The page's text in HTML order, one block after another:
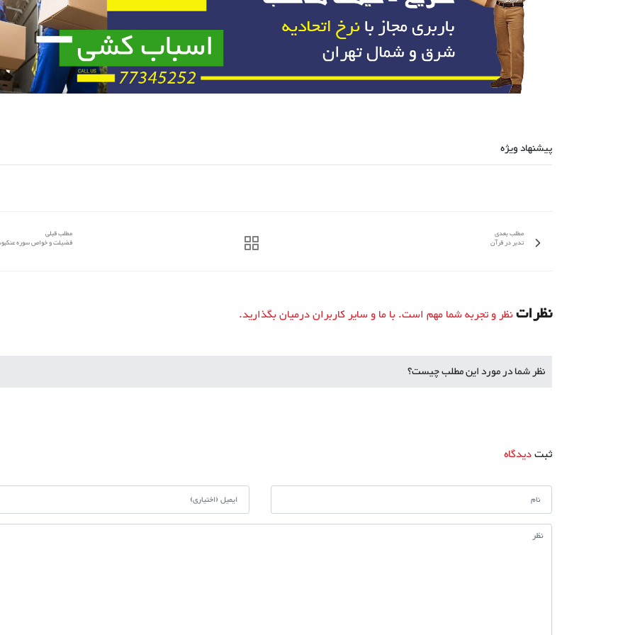
پیشنهاد ویژه
مطلب قبلی
فضیلت و خواص سوره
مطلب بعدی
تدبر در قرآن
نظراتنظر و تجربه شما مهم است. با ما و سایر کاربران درمیان بگذارید.
نظر شما در مورد این مطلب چیست؟
ثبتدیدگاه